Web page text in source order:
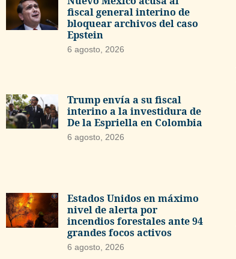
fiscal general interino de
bloquear archivos del caso
Epstein
6 agosto, 2026
Trump envía a su fiscal
interino a la investidura de
De la Espriella en Colombia
6 agosto, 2026
Estados Unidos en máximo
nivel de alerta por
incendios forestales ante 94
grandes focos activos
6 agosto, 2026